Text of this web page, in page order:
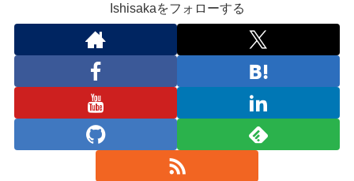
Ishisakaをフォローする